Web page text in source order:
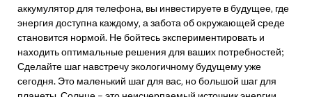
аккумулятор для телефона‚ вы инвестируете в будущее‚ где
энергия доступна каждому‚ а забота об окружающей среде
становится нормой. Не бойтесь экспериментировать и
находить оптимальные решения для ваших потребностей;
Сделайте шаг навстречу экологичному будущему уже
сегодня. Это маленький шаг для вас‚ но большой шаг для